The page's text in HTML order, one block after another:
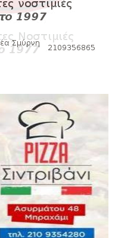
06, 2026
Eυχαριστούμε και...
του Γιώργου
04, 2026